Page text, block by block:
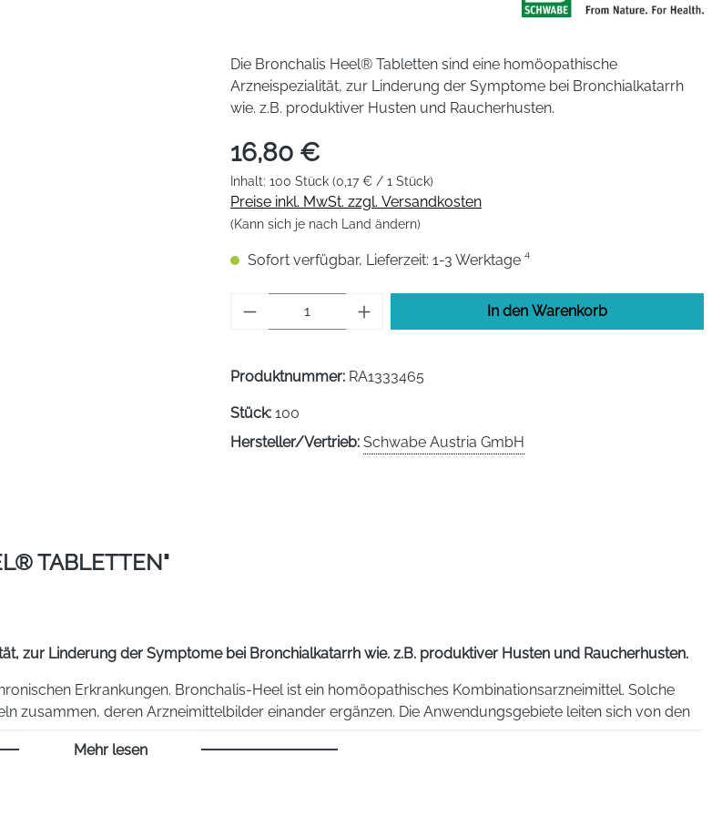
Die Bronchalis Heel® Tabletten sind eine homöopathische
Arzneispezialität, zur Linderung der Symptome bei Bronchialkatarrh
wie. z.B. produktiver Husten und Raucherhusten.
16,80 €
Inhalt: 100 Stück (0,17 € / 1 Stück)
Preise inkl. MwSt. zzgl. Versandkosten
(Kann sich je nach Land ändern)
Sofort verfügbar, Lieferzeit: 1-3 Werktage ⁴
Produkt Anzahl: Gib den gewünschten Wert
In den Warenkorb
Produktnummer: RA1333465
Stück: 100
Hersteller/Vertrieb: Schwabe Austria GmbH
TABLETTEN"
zur Linderung der Symptome bei Bronchialkatarrh wie. z.B. produktiver Husten und Raucherhusten.
Erkrankungen. Bronchalis-Heel ist ein homöopathisches Kombinationsarzneimittel. Solche
zusammen, deren Arzneimittelbilder einander ergänzen. Die Anwendungsgebiete leiten sich von den
Mehr lesen